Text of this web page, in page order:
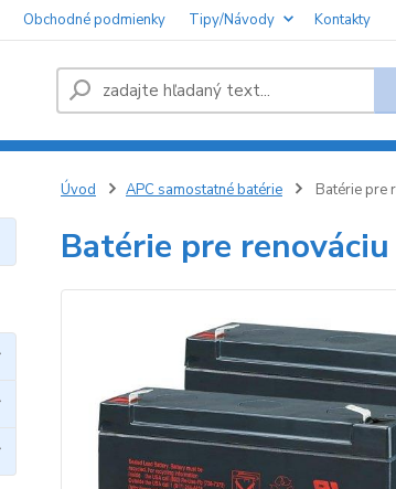
Obchodné podmienky Tipy/Návody Kontakty
Úvod APC samostatné batérie Batérie pre
Batérie pre renováciu